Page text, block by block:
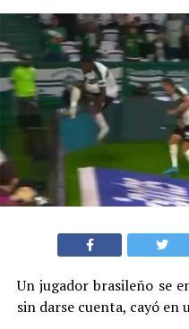
Un jugador brasileño se
sin darse cuenta, cayó